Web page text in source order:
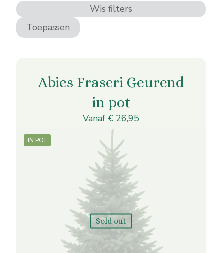
Wis filters
Toepassen
Abies Fraseri Geurend
in pot
Vanaf € 26,95
IN POT
Sold out